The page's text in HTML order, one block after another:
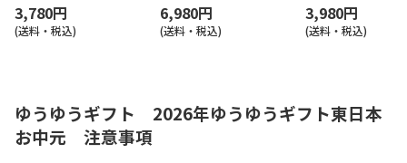
3,780円
(送料・税込)
6,980円
(送料・税込)
3,980円
(送料・税込)
ゆうゆうギフト 2026年ゆうゆうギフト東日本
お中元 注意事項